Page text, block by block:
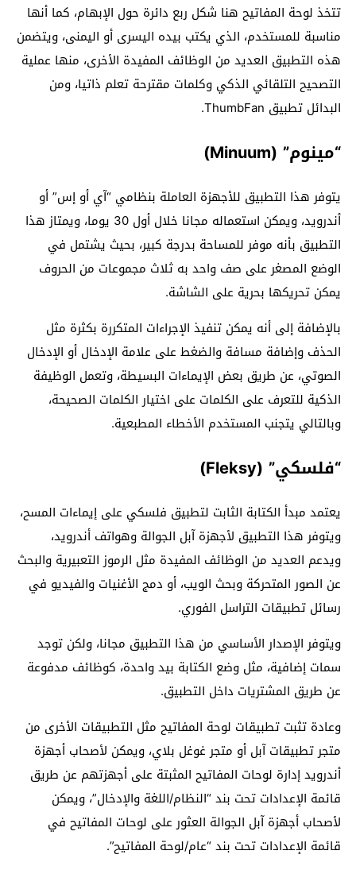
تتخذ لوحة المفاتيح هنا شكل ربع دائرة حول الإبهام، كما أنها
مناسبة للمستخدم، الذي يكتب بيده اليسرى أو اليمنى، ويتضمن
هذه التطبيق العديد من الوظائف المفيدة الأخرى، منها عملية
التصحيح التلقائي الذكي وكلمات مقترحة تعلم ذاتيا، ومن
البدائل تطبيق ThumbFan.
“مينوم” (Minuum)
يتوفر هذا التطبيق للأجهزة العاملة بنظامي “آي أو إس” أو
أندرويد، ويمكن استعماله مجانا خلال أول 30 يوما، ويمتاز هذا
التطبيق بأنه موفر للمساحة بدرجة كبير، بحيث يشتمل في
الوضع المصغر على صف واحد به ثلاث مجموعات من الحروف
يمكن تحريكها بحرية على الشاشة.
بالإضافة إلى أنه يمكن تنفيذ الإجراءات المتكررة بكثرة مثل
الحذف وإضافة مسافة والضغط على علامة الإدخال أو الإدخال
الصوتي، عن طريق بعض الإيماءات البسيطة، وتعمل الوظيفة
الذكية للتعرف على الكلمات على اختيار الكلمات الصحيحة،
وبالتالي يتجنب المستخدم الأخطاء المطبعية.
“فلسكي” (Fleksy)
يعتمد مبدأ الكتابة الثابت لتطبيق فلسكي على إيماءات المسح،
ويتوفر هذا التطبيق لأجهزة آبل الجوالة وهواتف أندرويد،
ويدعم العديد من الوظائف المفيدة مثل الرموز التعبيرية والبحث
عن الصور المتحركة وبحث الويب، أو دمج الأغنيات والفيديو في
رسائل تطبيقات التراسل الفوري.
ويتوفر الإصدار الأساسي من هذا التطبيق مجانا، ولكن توجد
سمات إضافية، مثل وضع الكتابة بيد واحدة، كوظائف مدفوعة
عن طريق المشتريات داخل التطبيق.
وعادة تثبت تطبيقات لوحة المفاتيح مثل التطبيقات الأخرى من
متجر تطبيقات آبل أو متجر غوغل بلاي، ويمكن لأصحاب أجهزة
أندرويد إدارة لوحات المفاتيح المثبتة على أجهزتهم عن طريق
قائمة الإعدادات تحت بند “النظام/اللغة والإدخال”، ويمكن
لأصحاب أجهزة آبل الجوالة العثور على لوحات المفاتيح في
قائمة الإعدادات تحت بند “عام/لوحة المفاتيح”.